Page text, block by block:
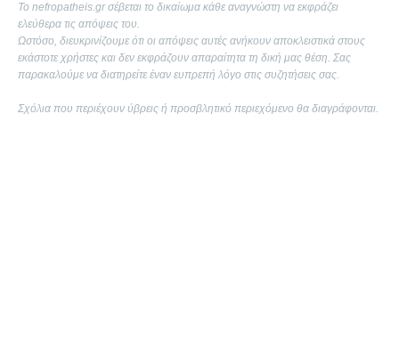
Το nefropatheis.gr σέβεται το δικαίωμα κάθε αναγνώστη να εκφράζει
ελεύθερα τις απόψεις του.
Ωστόσο, διευκρινίζουμε ότι οι απόψεις αυτές ανήκουν αποκλειστικά στους
εκάστοτε χρήστες και δεν εκφράζουν απαραίτητα τη δική μας θέση. Σας
παρακαλούμε να διατηρείτε έναν ευπρεπή λόγο στις συζητήσεις σας.
Σχόλια που περιέχουν ύβρεις ή προσβλητικό περιεχόμενο θα διαγράφονται.